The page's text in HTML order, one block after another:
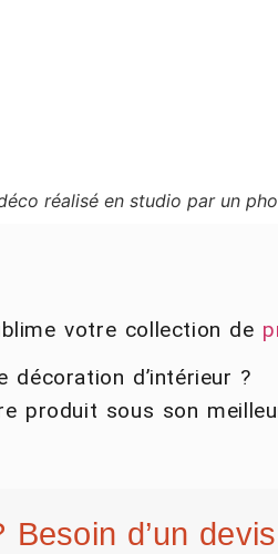
réalisé en studio par un
votre collection de
d’intérieur ?
produit sous son
d’un